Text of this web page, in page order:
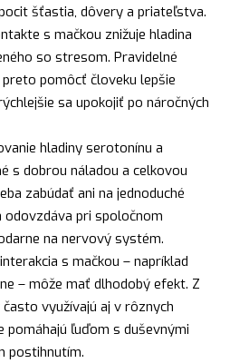
šťastia, dôvery a priateľstva.
s mačkou znižuje hladina
so stresom. Pravidelné
pomôcť človeku lepšie
sa upokojiť po náročných
hladiny serotonínu a
s dobrou náladou a celkovou
zabúdať ani na jednoduché
pri spoločnom
na nervový systém.
s mačkou – napríklad
– môže mať dlhodobý efekt. Z
využívajú aj v rôznych
pomáhajú ľuďom s duševnými
postihnutím.